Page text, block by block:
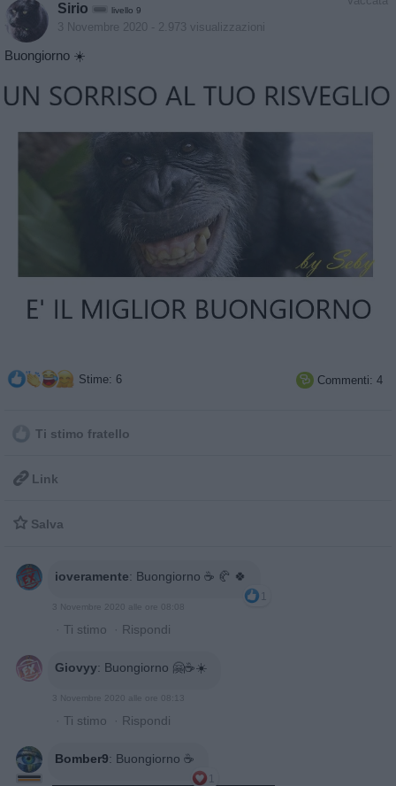
Sirio livello 9
3 Novembre 2020 - 2.973 visualizzazioni
Buongiorno ☀️
Stime: 6  Commenti: 4
Ti stimo fratello
 Link
 Salva
ioveramente: Buongiorno ☕ 🥐 🍀
1
3 Novembre 2020 alle ore 08:08
· Ti stimo · Rispondi
Giovyy: Buongiorno 🤗☕☀️
3 Novembre 2020 alle ore 08:13
· Ti stimo · Rispondi
Bomber9: Buongiorno ☕
1